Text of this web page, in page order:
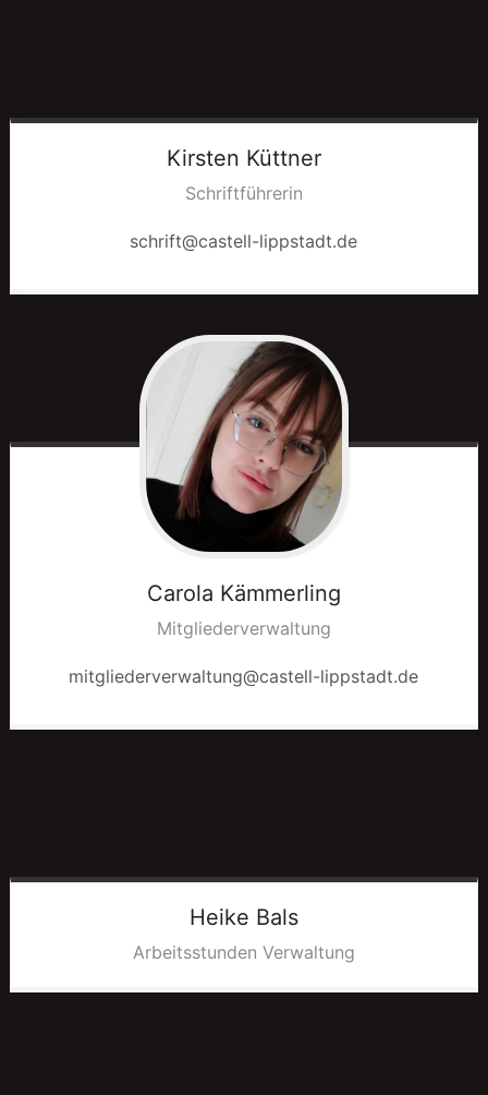
Kirsten Küttner
Schriftführerin
schrift@castell-lippstadt.de
Carola Kämmerling
Mitgliederverwaltung
mitgliederverwaltung@castell-lippstadt.de
Heike Bals
Arbeitsstunden Verwaltung